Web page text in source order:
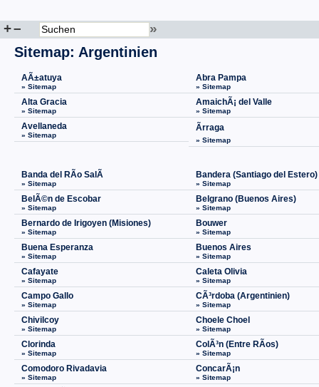
+– »
Sitemap: Argentinien
AÃ±atuya
» Sitemap
Abra Pampa
» Sitemap
Alta Gracia
» Sitemap
AmaichÃ¡ del Valle
» Sitemap
Avellaneda
» Sitemap
Ãrraga
» Sitemap
Banda del RÃ­o SalÃ­
» Sitemap
Bandera (Santiago del Estero)
» Sitemap
BelÃ©n de Escobar
» Sitemap
Belgrano (Buenos Aires)
» Sitemap
Bernardo de Irigoyen (Misiones)
» Sitemap
Bouwer
» Sitemap
Buena Esperanza
» Sitemap
Buenos Aires
» Sitemap
Cafayate
» Sitemap
Caleta Olivia
» Sitemap
Campo Gallo
» Sitemap
CÃ³rdoba (Argentinien)
» Sitemap
Chivilcoy
» Sitemap
Choele Choel
» Sitemap
Clorinda
» Sitemap
ColÃ³n (Entre RÃ­os)
» Sitemap
Comodoro Rivadavia
» Sitemap
ConcarÃ¡n
» Sitemap